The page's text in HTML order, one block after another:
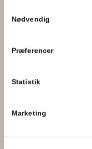
Nødvendig
Præferencer
Statistik
Marketing
Se mine billeder af
Nyfødte
Familier
Irisfoto